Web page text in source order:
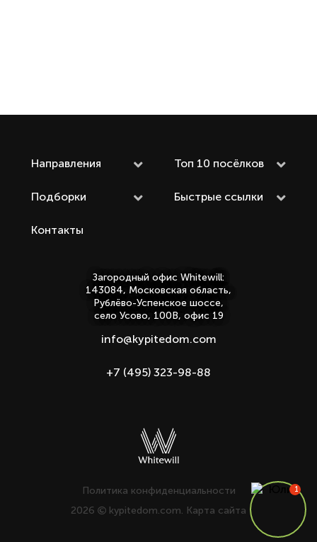
Направления Топ 10 посёлков
Подборки Быстрые ссылки
Контакты
Загородный офис Whitewill:
143084, Московская область,
Рублёво-Успенское шоссе,
село Усово, 100В, офис 19
info@kypitedom.com
+7 (495) 323-98-88
Политика конфиденциальности
2026
kypitedom.com. Карта сайта